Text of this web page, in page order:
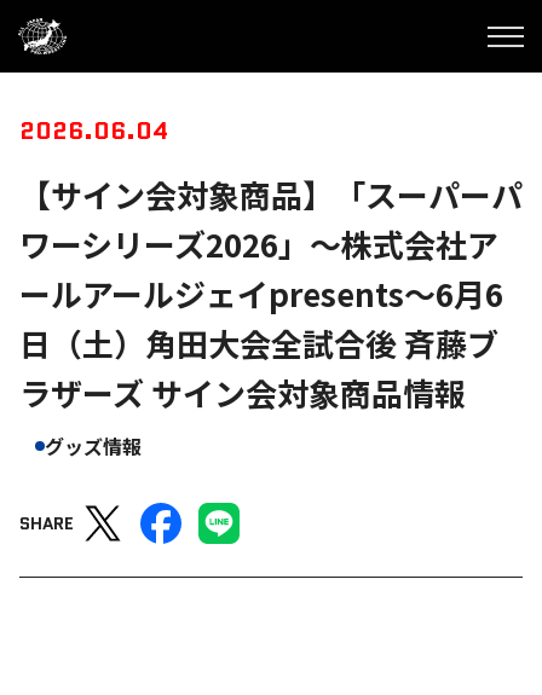
2026.06.04
【サイン会対象商品】「スーパーパ
ワーシリーズ2026」～株式会社ア
ールアールジェイpresents～6月6
日（土）角田大会全試合後 斉藤ブ
ラザーズ サイン会対象商品情報
グッズ情報
SHARE